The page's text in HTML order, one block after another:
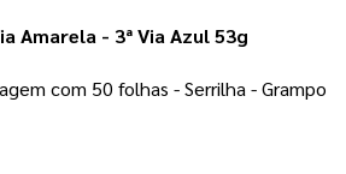
Amarela - 3ª Via Azul 53g
com 50 folhas - Serrilha - Grampo